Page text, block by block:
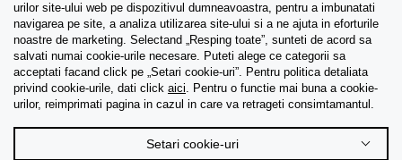
Asistenta
Colectii
Tips & Guides
urilor site-ului web pe dispozitivul dumneavoastra, pentru a imbunatati
navigarea pe site, a analiza utilizarea site-ului si a ne ajuta in eforturile
noastre de marketing. Selectand „Resping toate”, sunteti de acord sa
salvati numai cookie-urile necesare. Puteti alege ce categorii sa
acceptati facand click pe „Setari cookie-uri”. Pentru politica detaliata
privind cookie-urile, dati click aici. Pentru o functie mai buna a cookie-
urilor, reimprimati pagina in cazul in care va retrageti consimtamantul.
Setari cookie-uri